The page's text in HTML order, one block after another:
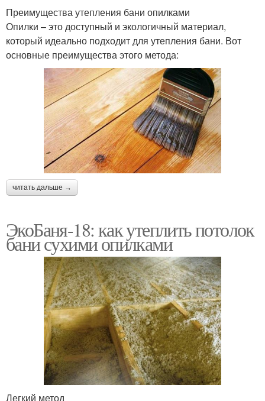
Преимущества утепления бани опилками
Опилки – это доступный и экологичный материал,
который идеально подходит для утепления бани. Вот
основные преимущества этого метода:
читать дальше →
ЭкоБаня-18: как утеплить потолок
бани сухими опилками
Легкий метод